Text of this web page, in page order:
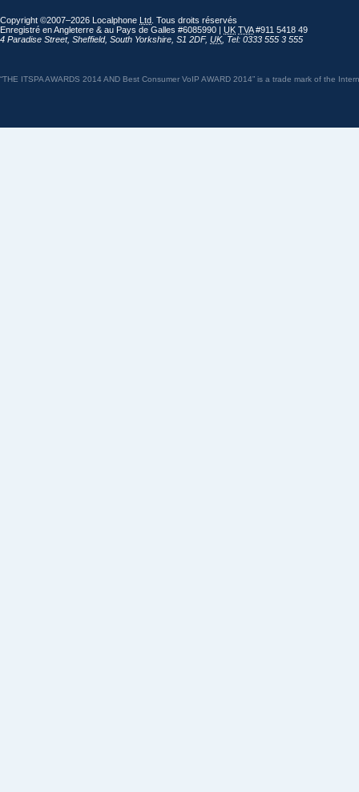
Copyright ©2007–2026 Localphone Ltd . Tous droits réservés
Enregistré en Angleterre & au Pays de Galles #6085990 | UK TVA#911 5418 49
4 Paradise Street, Sheffield, South Yorkshire S1 2DF, UK, Tel: 0333 555 3 555
“THE ITSPA AWARDS 2014 AND Best Consumer VoIP AWARD 2014” is a trade mark of the